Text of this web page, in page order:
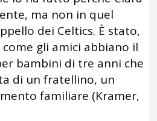
ma non in quel
dei Celtics. È stato,
gli amici abbiano il
bambini di tre anni che
di un fratellino, un
familiare (Kramer,